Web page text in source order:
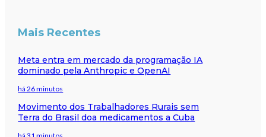
Mais Recentes
Meta entra em mercado da programação IA
dominado pela Anthropic e OpenAI
há 26 minutos
Movimento dos Trabalhadores Rurais sem
Terra do Brasil doa medicamentos a Cuba